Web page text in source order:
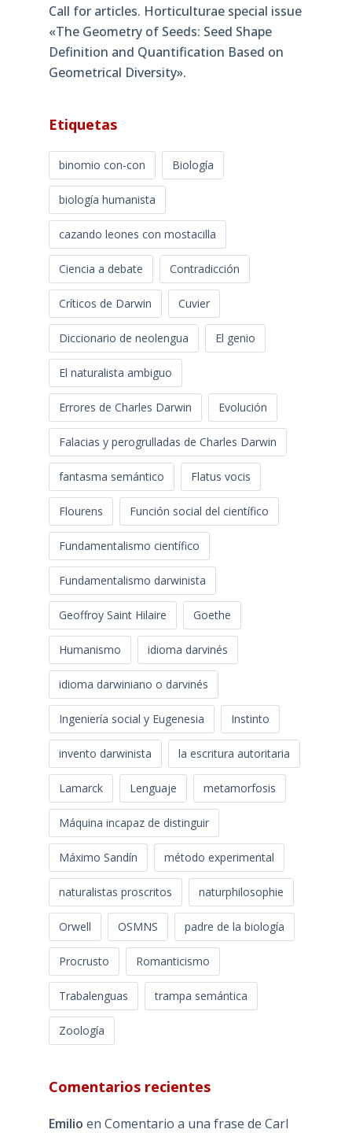
Call for articles. Horticulturae special issue
«The Geometry of Seeds: Seed Shape
Definition and Quantification Based on
Geometrical Diversity»​.
Etiquetas
binomio con-con Biología
biología humanista
cazando leones con mostacilla
Ciencia a debate Contradicción
Críticos de Darwin Cuvier
Diccionario de neolengua El genio
El naturalista ambiguo
Errores de Charles Darwin Evolución
Falacias y perogrulladas de Charles Darwin
fantasma semántico Flatus vocis
Flourens Función social del científico
Fundamentalismo científico
Fundamentalismo darwinista
Geoffroy Saint Hilaire Goethe
Humanismo idioma darvinés
idioma darwiniano o darvinés
Ingeniería social y Eugenesia Instinto
invento darwinista la escritura autoritaria
Lamarck Lenguaje metamorfosis
Máquina incapaz de distinguir
Máximo Sandín método experimental
naturalistas proscritos naturphilosophie
Orwell OSMNS padre de la biología
Procrusto Romanticismo
Trabalenguas trampa semántica
Zoología
Comentarios recientes
Emilio en Comentario a una frase de Carl